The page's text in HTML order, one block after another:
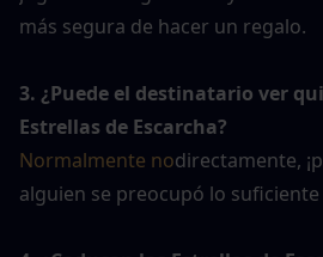
más segura de hacer un regalo.
3. ¿Puede el destinatario ver
Estrellas de Escarcha?
Normalmente nodirectamente,
alguien se preocupó lo